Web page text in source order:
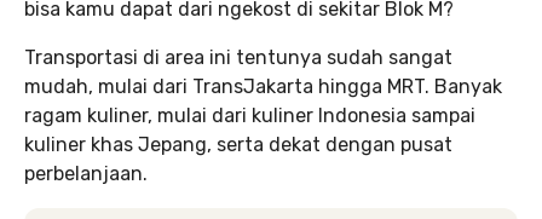
bisa kamu dapat dari ngekost di sekitar Blok M?
Transportasi di area ini tentunya sudah sangat
mudah, mulai dari TransJakarta hingga MRT. Banyak
ragam kuliner, mulai dari kuliner Indonesia sampai
kuliner khas Jepang, serta dekat dengan pusat
perbelanjaan.